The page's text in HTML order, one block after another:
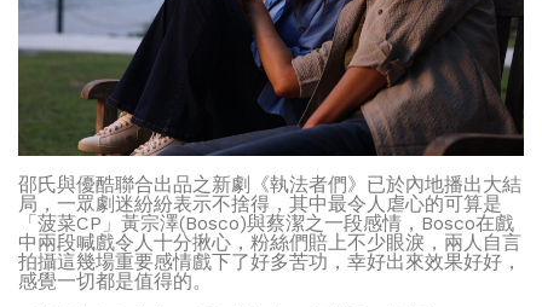
邵氏與優酷聯合出品之新劇《執法者們》已於內地播出大結
局，一眾劇迷紛紛表示不捨得，其中最令人虐心的可算是
「菠菜CP」黃宗澤(Bosco)與蔡潔之一段感情，Bosco在戲
中兩段喊戲令人十分揪心，粉絲們賠上不少眼淚，兩人自言
拍攝這幾場重要感情戲下了好多苦功，幸好出來效果好好，
感覺一切都是值得的。